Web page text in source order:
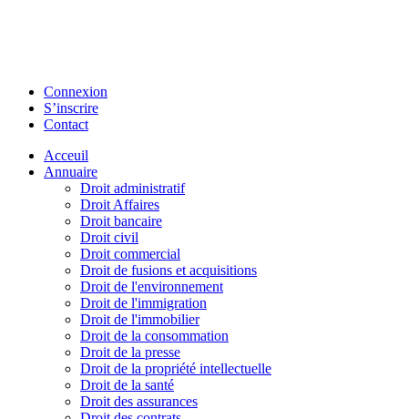
Connexion
S’inscrire
Contact
Acceuil
Annuaire
Droit administratif
Droit Affaires
Droit bancaire
Droit civil
Droit commercial
Droit de fusions et acquisitions
Droit de l'environnement
Droit de l'immigration
Droit de l'immobilier
Droit de la consommation
Droit de la presse
Droit de la propriété intellectuelle
Droit de la santé
Droit des assurances